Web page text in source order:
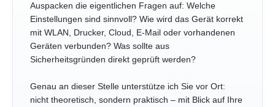
Auspacken die eigentlichen Fragen auf: Welche
Einstellungen sind sinnvoll? Wie wird das Gerät korrekt
mit WLAN, Drucker, Cloud, E-Mail oder vorhandenen
Geräten verbunden? Was sollte aus
Sicherheitsgründen direkt geprüft werden?
Genau an dieser Stelle unterstütze ich Sie vor Ort:
nicht theoretisch, sondern praktisch – mit Blick auf Ihre